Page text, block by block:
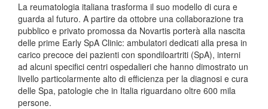
La reumatologia italiana trasforma il suo modello di cura e
guarda al futuro. A partire da ottobre una collaborazione tra
pubblico e privato promossa da Novartis porterà alla nascita
delle prime Early SpA Clinic: ambulatori dedicati alla presa in
carico precoce dei pazienti con spondiloartriti (SpA), interni
ad alcuni specifici centri ospedalieri che hanno dimostrato un
livello particolarmente alto di efficienza per la diagnosi e cura
delle Spa, patologie che in Italia riguardano oltre 600 mila
persone.